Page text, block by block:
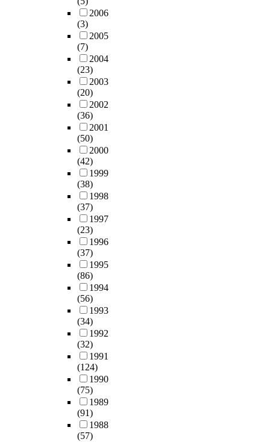
2006
(3)
2005
(7)
2004
(23)
2003
(20)
2002
(36)
2001
(50)
2000
(42)
1999
(38)
1998
(37)
1997
(23)
1996
(37)
1995
(86)
1994
(56)
1993
(34)
1992
(32)
1991
(124)
1990
(75)
1989
(91)
1988
(57)